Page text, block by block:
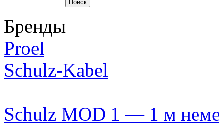
Бренды
Proel
Schulz-Kabel
Schulz MOD 1 — 1 м